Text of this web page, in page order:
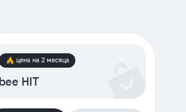
цена на 2 месяца
bee HIT